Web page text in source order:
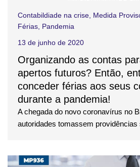
Contabildiade na crise, Medida
Férias, Pandemia
13 de junho de 2020
Organizando as contas
apertos futuros? Então,
conceder férias aos seus
durante a pandemia!
A chegada do novo coronavírus no
autoridades tomassem providências